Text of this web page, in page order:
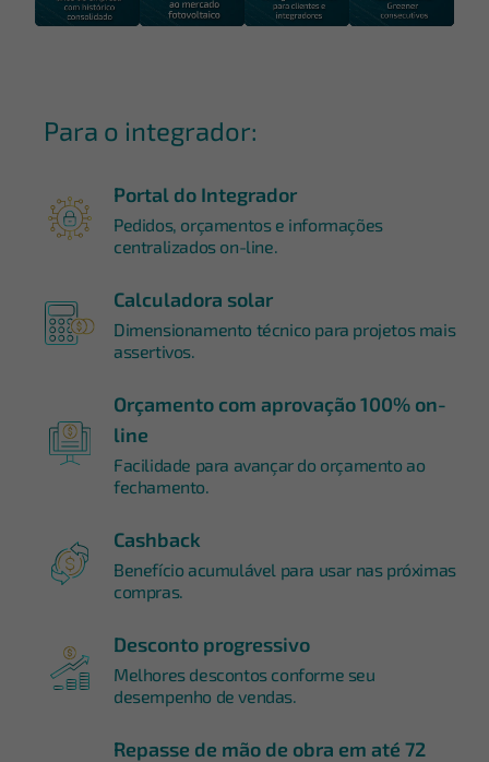
Para o integrador:
Portal do Integrador
Pedidos, orçamentos e informações
centralizados on-line.
Calculadora solar
Dimensionamento técnico para projetos mais
assertivos.
Orçamento com aprovação 100% on-
line
Facilidade para avançar do orçamento ao
fechamento.
Cashback
Benefício acumulável para usar nas próximas
compras.
Desconto progressivo
Melhores descontos conforme seu
desempenho de vendas.
Repasse de mão de obra em até 72